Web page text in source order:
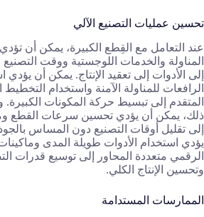
تحسين عمليات التصنيع الآلي
عند التعامل مع القِطع الكبيرة، يمكن أن
المناولة والخدمات اللوجستية ووقت
إلى الأدوات إلى تعقيد الإنتاج. يمكن أن يؤدي
الرافعات للمناولة الآمنة واستخدام
المتقدم إلى تبسيط حركة المكونات الكبيرة.
ذلك، يمكن أن يؤدي تحسين سرعات القطع
إلى تقليل أوقات التصنيع دون المساس
يؤدي استخدام الأدوات طويلة المدى
الرقمي متعددة المحاور إلى توسيع قدرات
وتحسين الإنتاج الكلي.
الممارسات المستدامة